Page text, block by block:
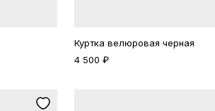
Куртка велюровая черная
4 500 ₽